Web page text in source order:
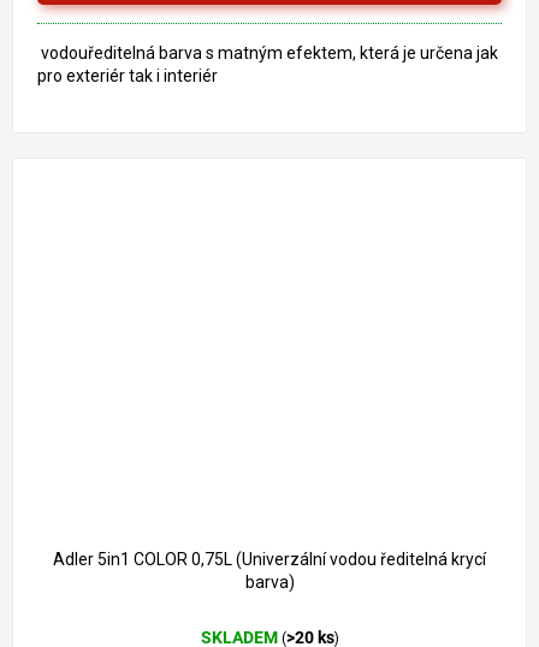
vodouředitelná barva s matným efektem, která je určena jak
pro exteriér tak i interiér
Adler 5in1 COLOR 0,75L (Univerzální vodou ředitelná krycí
barva)
SKLADEM (>20 ks)